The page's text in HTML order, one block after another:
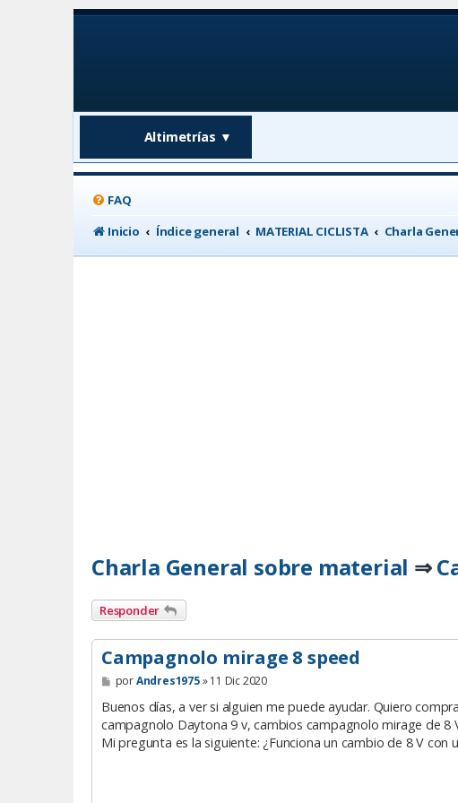
Altimetrías ▼
FAQ
Inicio
Índice general MATERIAL CICLISTA Charla
Charla General sobre material ⇒
Responder
Campagnolo mirage 8 speed
M
e
n
a
j
porAndres1975»11 Dic 2020
Buenos días, a ver si alguien me puede ayudar. Quiero
campagnolo Daytona 9 v, cambios campagnolo mirage de 8
Mi pregunta es la siguiente: ¿Funciona un cambio de 8 V con